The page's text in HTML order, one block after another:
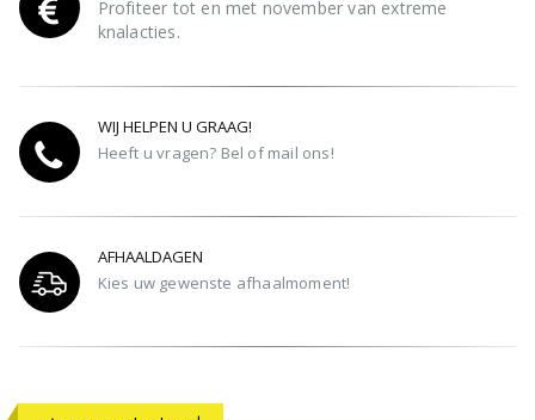
Profiteer tot en met november van extreme
knalacties.
WIJ HELPEN U GRAAG!
Heeft u vragen? Bel of mail ons!
AFHAALDAGEN
Kies uw gewenste afhaalmoment!